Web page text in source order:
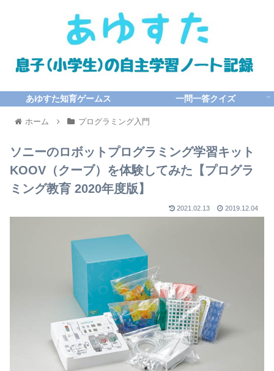
あゆすた知育ゲームス 一問一答クイズ
ホーム プログラミング入門
ソニーのロボットプログラミング学習キット
KOOV（クーブ）を体験してみた【プログラ
ミング教育 2020年度版】
2021.02.13 2019.12.04